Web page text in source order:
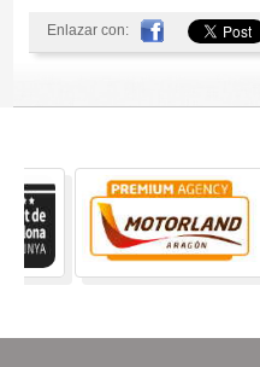
Enlazar con: